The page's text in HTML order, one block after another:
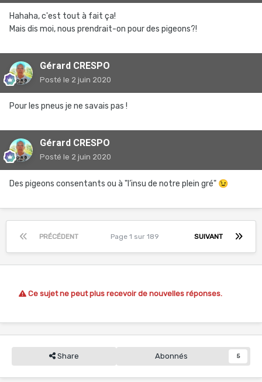
Hahaha, c'est tout à fait ça!
Mais dis moi, nous prendrait-on pour des pigeons?!
Gérard CRESPO
Posté le 2 juin 2020
Pour les pneus je ne savais pas !
Gérard CRESPO
Posté le 2 juin 2020
Des pigeons consentants ou à "l’insu de notre plein gré" 😉
PRÉCÉDENT SUIVANT
Page 1 sur 189
Ce sujet ne peut plus recevoir de nouvelles réponses.
Share Abonnés 5